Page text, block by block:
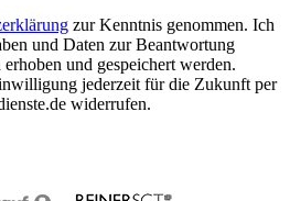
zur Kenntnis genommen. Ich
und Daten zur Beantwortung
und gespeichert werden.
jederzeit für die Zukunft per
widerrufen.